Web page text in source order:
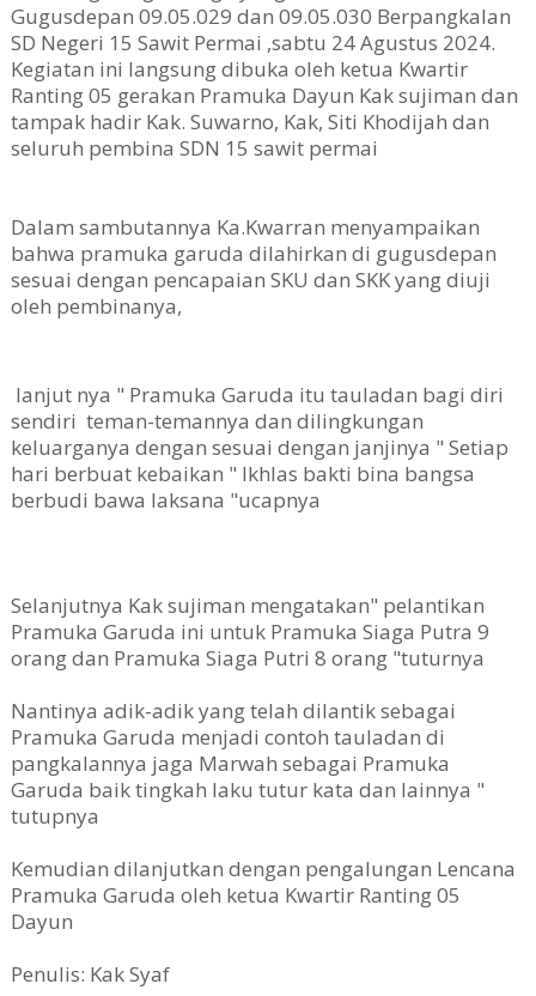
Gugusdepan 09.05.029 dan 09.05.030 Berpangkalan
SD Negeri 15 Sawit Permai ,sabtu 24 Agustus 2024.
Kegiatan ini langsung dibuka oleh ketua Kwartir
Ranting 05 gerakan Pramuka Dayun Kak sujiman dan
tampak hadir Kak. Suwarno, Kak, Siti Khodijah dan
seluruh pembina SDN 15 sawit permai
Dalam sambutannya Ka.Kwarran menyampaikan
bahwa pramuka garuda dilahirkan di gugusdepan
sesuai dengan pencapaian SKU dan SKK yang diuji
oleh pembinanya,
lanjut nya " Pramuka Garuda itu tauladan bagi diri
sendiri teman-temannya dan dilingkungan
keluarganya dengan sesuai dengan janjinya " Setiap
hari berbuat kebaikan " Ikhlas bakti bina bangsa
berbudi bawa laksana "ucapnya
Selanjutnya Kak sujiman mengatakan" pelantikan
Pramuka Garuda ini untuk Pramuka Siaga Putra 9
orang dan Pramuka Siaga Putri 8 orang "tuturnya
Nantinya adik-adik yang telah dilantik sebagai
Pramuka Garuda menjadi contoh tauladan di
pangkalannya jaga Marwah sebagai Pramuka
Garuda baik tingkah laku tutur kata dan lainnya "
tutupnya
Kemudian dilanjutkan dengan pengalungan Lencana
Pramuka Garuda oleh ketua Kwartir Ranting 05
Dayun
Penulis: Kak Syaf